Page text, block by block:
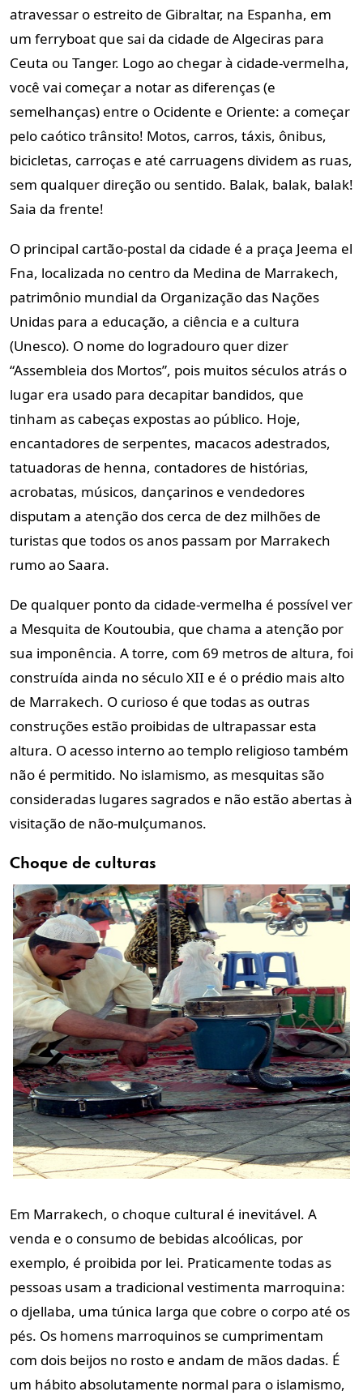
atravessar o estreito de Gibraltar, na Espanha, em
um ferryboat que sai da cidade de Algeciras para
Ceuta ou Tanger. Logo ao chegar à cidade-vermelha,
você vai começar a notar as diferenças (e
semelhanças) entre o Ocidente e Oriente: a começar
pelo caótico trânsito! Motos, carros, táxis, ônibus,
bicicletas, carroças e até carruagens dividem as ruas,
sem qualquer direção ou sentido. Balak, balak, balak!
Saia da frente!
O principal cartão-postal da cidade é a praça Jeema el
Fna, localizada no centro da Medina de Marrakech,
patrimônio mundial da Organização das Nações
Unidas para a educação, a ciência e a cultura
(Unesco). O nome do logradouro quer dizer
“Assembleia dos Mortos”, pois muitos séculos atrás o
lugar era usado para decapitar bandidos, que
tinham as cabeças expostas ao público. Hoje,
encantadores de serpentes, macacos adestrados,
tatuadoras de henna, contadores de histórias,
acrobatas, músicos, dançarinos e vendedores
disputam a atenção dos cerca de dez milhões de
turistas que todos os anos passam por Marrakech
rumo ao Saara.
De qualquer ponto da cidade-vermelha é possível ver
a Mesquita de Koutoubia, que chama a atenção por
sua imponência. A torre, com 69 metros de altura, foi
construída ainda no século XII e é o prédio mais alto
de Marrakech. O curioso é que todas as outras
construções estão proibidas de ultrapassar esta
altura. O acesso interno ao templo religioso também
não é permitido. No islamismo, as mesquitas são
consideradas lugares sagrados e não estão abertas à
visitação de não-mulçumanos.
Choque de culturas
Em Marrakech, o choque cultural é inevitável. A
venda e o consumo de bebidas alcoólicas, por
exemplo, é proibida por lei. Praticamente todas as
pessoas usam a tradicional vestimenta marroquina:
o djellaba, uma túnica larga que cobre o corpo até os
pés. Os homens marroquinos se cumprimentam
com dois beijos no rosto e andam de mãos dadas. É
um hábito absolutamente normal para o islamismo,